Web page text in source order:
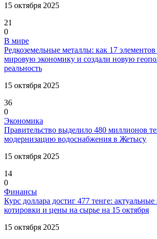
15 октября 2025
21
0
В мире
Редкоземельные металлы: как 17
мировую экономику и создали новую
реальность
15 октября 2025
36
0
Экономика
Правительство выделило 480 миллионов
модернизацию водоснабжения в Жетысу
15 октября 2025
14
0
Финансы
Курс доллара достиг 477 тенге:
котировки и цены на сырье на 15 октября
15 октября 2025